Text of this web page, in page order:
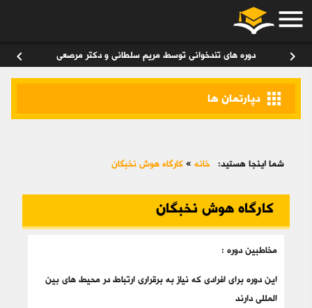
menu
chevron_right دوره های تندخوانی توسط مریم سلطانی و دکتر مرصعی chevron_left
apps دپارتمان ها
شما اینجا هستید: خانه » کارگاه هوش نخبگان
کارگاه هوش نخبگان
مخاطبین دوره :
این دوره برای افرادی که نیاز به برقراری ارتباط در محیط های بین
المللی دارند